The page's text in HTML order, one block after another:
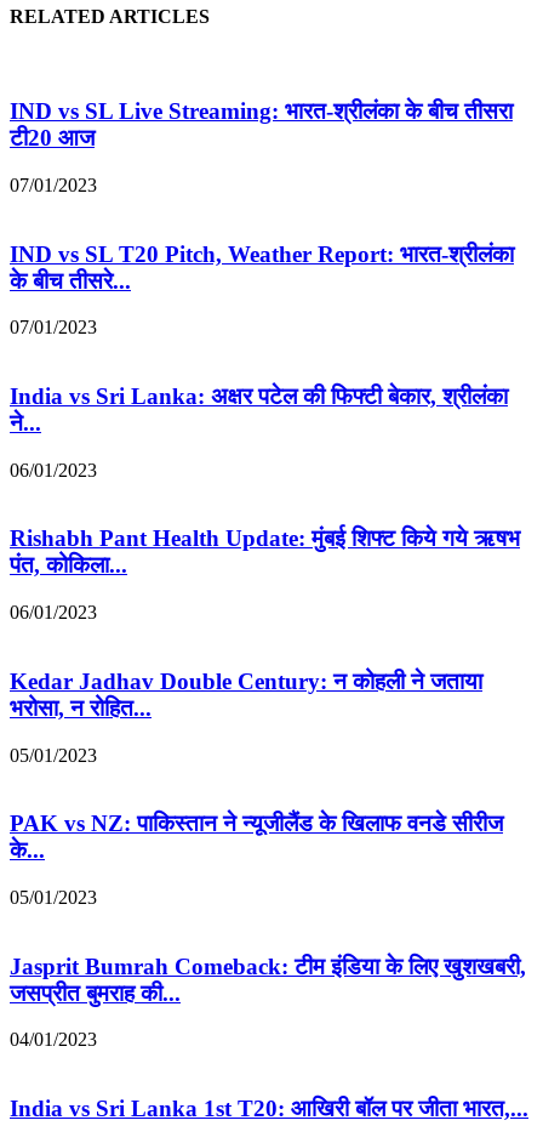
RELATED ARTICLES
IND vs SL Live Streaming: भारत-श्रीलंका के बीच तीसरा
टी20 आज
07/01/2023
IND vs SL T20 Pitch, Weather Report: भारत-श्रीलंका
के बीच तीसरे...
07/01/2023
India vs Sri Lanka: अक्षर पटेल की फिफ्टी बेकार, श्रीलंका
ने...
06/01/2023
Rishabh Pant Health Update: मुंबई शिफ्ट किये गये ऋषभ
पंत, कोकिला...
06/01/2023
Kedar Jadhav Double Century: न कोहली ने जताया
भरोसा, न रोहित...
05/01/2023
PAK vs NZ: पाकिस्‍तान ने न्‍यूजीलैंड के खिलाफ वनडे सीरीज
के...
05/01/2023
Jasprit Bumrah Comeback: टीम इंडिया के लिए खुशखबरी,
जसप्रीत बुमराह की...
04/01/2023
India vs Sri Lanka 1st T20: आखिरी बॉल पर जीता भारत,...